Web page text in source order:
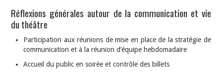
Réflexions générales autour de la communication et vie
du théâtre
Participation aux réunions de mise en place de la stratégie de
communication et à la réunion d’équipe hebdomadaire
Accueil du public en soirée et contrôle des billets